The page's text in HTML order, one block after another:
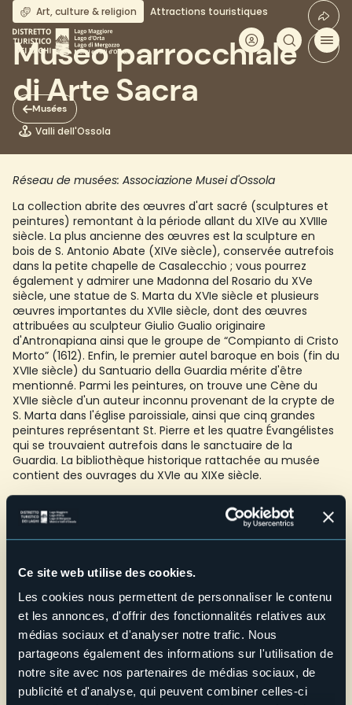
Ce site web utilise des cookies.
Les cookies nous permettent de personnaliser le contenu
et les annonces, d'offrir des fonctionnalités relatives aux
médias sociaux et d'analyser notre trafic. Nous
partageons également des informations sur l'utilisation de
notre site avec nos partenaires de médias sociaux, de
publicité et d'analyse, qui peuvent combiner celles-ci
Aller
au
contenu
principal
Musées
Art, culture & religion Attractions touristiques
Museo parrocchiale
di Arte Sacra
Valli dell'Ossola
Réseau de musées: Associazione Musei d'Ossola
La collection abrite des œuvres d'art sacré (sculptures et
peintures) remontant à la période allant du XIVe au XVIIIe
siècle. La plus ancienne des œuvres est la sculpture en
bois de S. Antonio Abate (XIVe siècle), conservée autrefois
dans la petite chapelle de Casalecchio ; vous pourrez
également y admirer une Madonna del Rosario du XVe
siècle, une statue de S. Marta du XVIe siècle et plusieurs
œuvres importantes du XVIIe siècle, dont des œuvres
attribuées au sculpteur Giulio Gualio originaire
d'Antronapiana ainsi que le groupe de “Compianto di Cristo
Morto” (1612). Enfin, le premier autel baroque en bois (fin du
XVIIe siècle) du Santuario della Guardia mérite d'être
mentionné. Parmi les peintures, on trouve une Cène du
XVIIe siècle d'un auteur inconnu provenant de la crypte de
S. Marta dans l'église paroissiale, ainsi que cinq grandes
peintures représentant St. Pierre et les quatre Évangélistes
qui se trouvaient autrefois dans le sanctuaire de la
Guardia. La bibliothèque historique rattachée au musée
contient des ouvrages du XVIe au XIXe siècle.
Ecoles : en contactant l'organisation, sur réservation
E-mail
amossola@libero.it
Telefono
+39 335 6440204
Site web
Live